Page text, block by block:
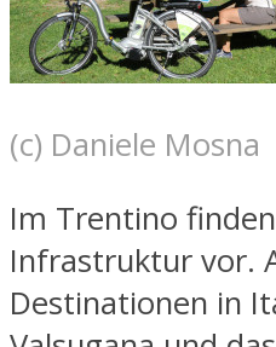
(c) Daniele Mosna
Im Trentino
Infrastruktur vor.
Destinationen in